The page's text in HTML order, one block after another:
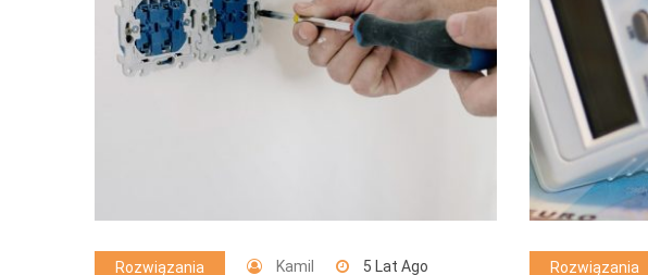
Rozwiązania Kamil 5 Lat Ago Rozwiązania